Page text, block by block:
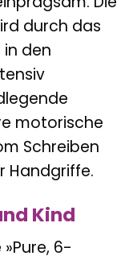
durch das
in den
motorische
Schreiben
Handgriffe.
Kind
6-